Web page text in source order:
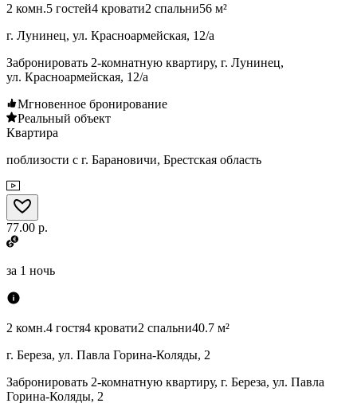
2 комн.5 гостей4 кровати2 спальни56 м²
г. Лунинец, ул. Красноармейская, 12/а
Забронировать 2-комнатную квартиру, г. Лунинец,
ул. Красноармейская, 12/а
Мгновенное бронирование
Реальный объект
Квартира
поблизости с г. Барановичи, Брестская область
77.00 р.
за 1 ночь
2 комн.4 гостя4 кровати2 спальни40.7 м²
г. Береза, ул. Павла Горина-Коляды, 2
Забронировать 2-комнатную квартиру, г. Береза, ул. Павла
Горина-Коляды, 2